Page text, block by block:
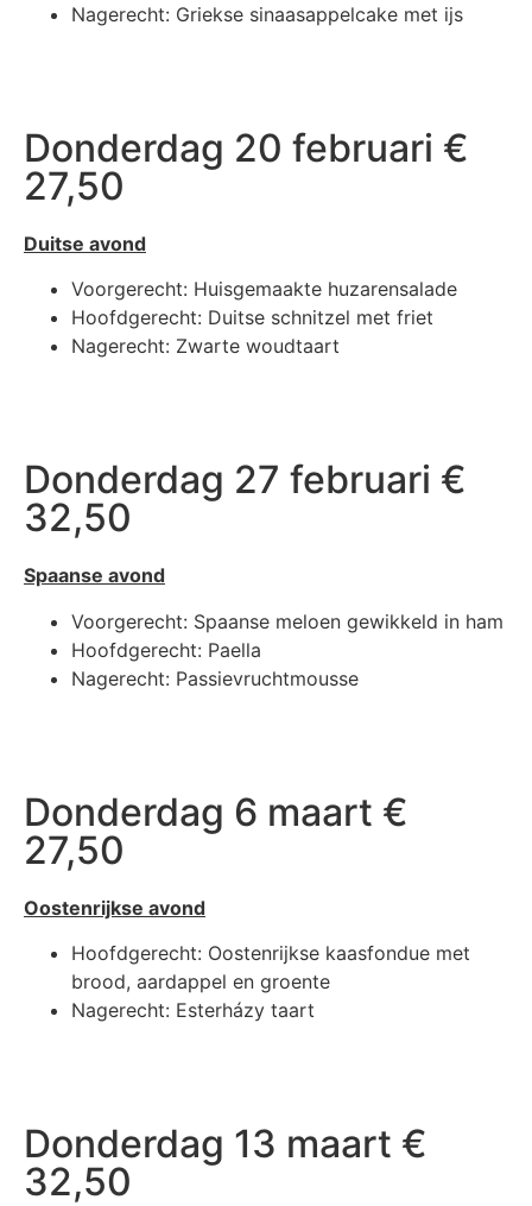
Nagerecht: Griekse sinaasappelcake met ijs
Donderdag 20 februari €
27,50
Duitse avond
Voorgerecht: Huisgemaakte huzarensalade
Hoofdgerecht: Duitse schnitzel met friet
Nagerecht: Zwarte woudtaart
Donderdag 27 februari €
32,50
Spaanse avond
Voorgerecht: Spaanse meloen gewikkeld in ham
Hoofdgerecht: Paella
Nagerecht: Passievruchtmousse
Donderdag 6 maart €
27,50
Oostenrijkse avond
Hoofdgerecht: Oostenrijkse kaasfondue met
brood, aardappel en groente
Nagerecht: Esterházy taart
Donderdag 13 maart €
32,50